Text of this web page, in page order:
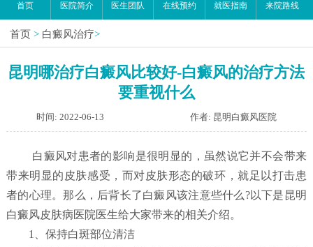
首页 医院简介 医生团队 在线预约 就医指南 来院路线
首页 > 白癜风治疗>
昆明哪治疗白癜风比较好-白癜风的治疗方法
要重视什么
时间: 2022-06-13 作者: 昆明白癜风医院
白癜风对患者的影响是很明显的，虽然说它并不会带来
带来明显的皮肤感受，而对皮肤形态的破环，就足以打击患
者的心理。那么，后背长了白癜风该注意些什么?以下是昆明
白癜风皮肤病医院医生给大家带来的相关介绍。
1、保持白斑部位清洁